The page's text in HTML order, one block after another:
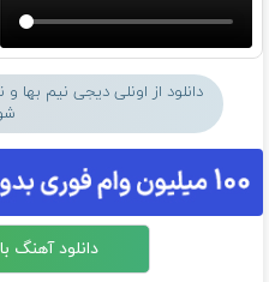
دانلود از اونلی دیجی نیم
دانلود آهنگ